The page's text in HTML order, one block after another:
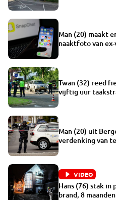
Man (20) maakt
naaktfoto van
Twan (32) reed
vijftig uur
Man (20) uit
verdenking van
VIDEO
Hans (76) stak
brand, 8